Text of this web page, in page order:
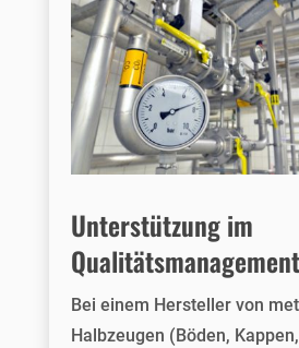
Unterstützung im
Qualitätsmanagement
Bei einem Hersteller von
Halbzeugen (Böden,